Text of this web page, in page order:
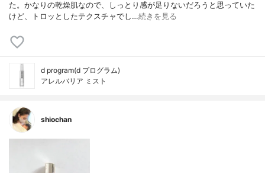
た。かなりの乾燥肌なので、しっとり感が足りないだろうと思っていた
けど、トロッとしたテクスチャでし…続きを見る
d program(d プログラム)
アレルバリア ミスト
shiochan